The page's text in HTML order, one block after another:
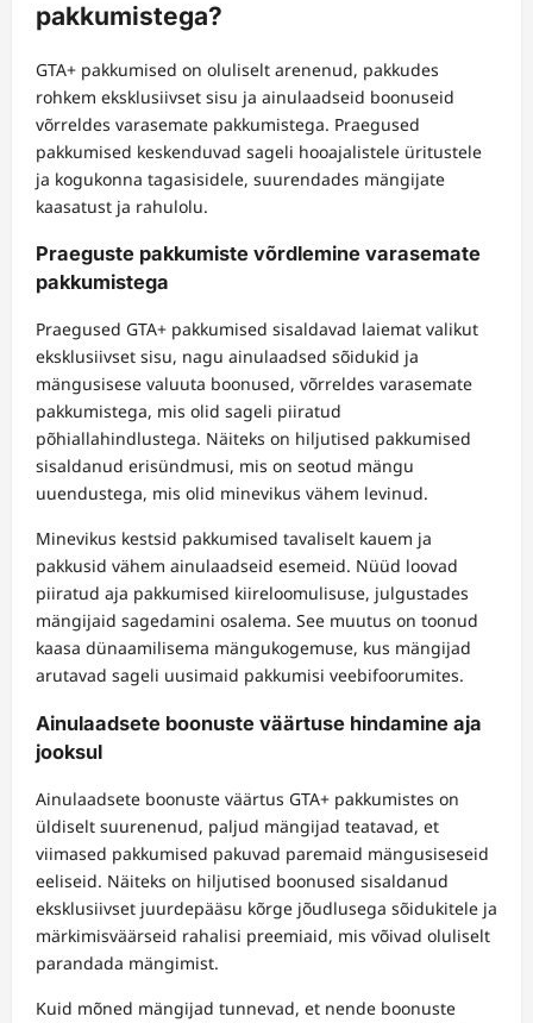
pakkumistega?
GTA+ pakkumised on oluliselt arenenud, pakkudes
rohkem eksklusiivset sisu ja ainulaadseid boonuseid
võrreldes varasemate pakkumistega. Praegused
pakkumised keskenduvad sageli hooajalistele üritustele
ja kogukonna tagasisidele, suurendades mängijate
kaasatust ja rahulolu.
Praeguste pakkumiste võrdlemine varasemate
pakkumistega
Praegused GTA+ pakkumised sisaldavad laiemat valikut
eksklusiivset sisu, nagu ainulaadsed sõidukid ja
mängusisese valuuta boonused, võrreldes varasemate
pakkumistega, mis olid sageli piiratud
põhiallahindlustega. Näiteks on hiljutised pakkumised
sisaldanud erisündmusi, mis on seotud mängu
uuendustega, mis olid minevikus vähem levinud.
Minevikus kestsid pakkumised tavaliselt kauem ja
pakkusid vähem ainulaadseid esemeid. Nüüd loovad
piiratud aja pakkumised kiireloomulisuse, julgustades
mängijaid sagedamini osalema. See muutus on toonud
kaasa dünaamilisema mängukogemuse, kus mängijad
arutavad sageli uusimaid pakkumisi veebifoorumites.
Ainulaadsete boonuste väärtuse hindamine aja
jooksul
Ainulaadsete boonuste väärtus GTA+ pakkumistes on
üldiselt suurenenud, paljud mängijad teatavad, et
viimased pakkumised pakuvad paremaid mängusiseseid
eeliseid. Näiteks on hiljutised boonused sisaldanud
eksklusiivset juurdepääsu kõrge jõudlusega sõidukitele ja
märkimisväärseid rahalisi preemiaid, mis võivad oluliselt
parandada mängimist.
Kuid mõned mängijad tunnevad, et nende boonuste